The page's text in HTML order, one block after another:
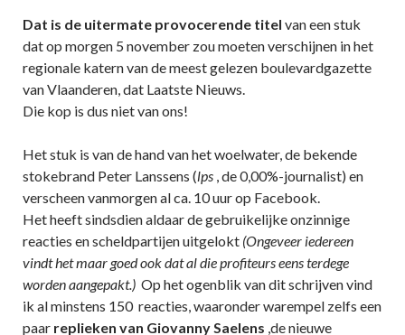
Dat is de uitermate provocerende titel van een stuk
dat op morgen 5 november zou moeten verschijnen in het
regionale katern van de meest gelezen boulevardgazette
van Vlaanderen, dat Laatste Nieuws.
Die kop is dus niet van ons!
Het stuk is van de hand van het woelwater, de bekende
stokebrand Peter Lanssens (lps , de 0,00%-journalist) en
verscheen vanmorgen al ca. 10 uur op Facebook.
Het heeft sindsdien aldaar de gebruikelijke onzinnige
reacties en scheldpartijen uitgelokt (Ongeveer iedereen
vindt het maar goed ook dat al die profiteurs eens terdege
worden aangepakt.) Op het ogenblik van dit schrijven vind
ik al minstens 150 reacties, waaronder warempel zelfs een
paar replieken van Giovanny Saelens ,de nieuwe